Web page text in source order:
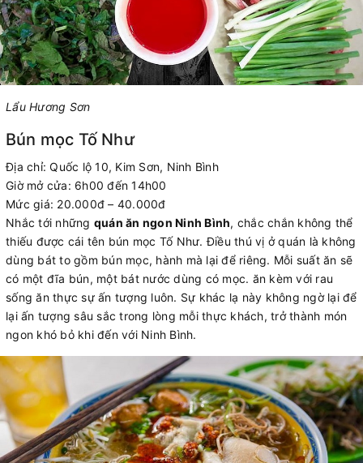
Lẩu Hương Sơn
Bún mọc Tố Như
Địa chỉ: Quốc lộ 10, Kim Sơn, Ninh Bình
Giờ mở cửa: 6h00 đến 14h00
Mức giá: 20.000đ – 40.000đ
Nhắc tới những quán ăn ngon Ninh Bình, chắc chắn không thể
thiếu được cái tên bún mọc Tố Như. Điều thú vị ở quán là không
dùng bát to gồm bún mọc, hành mà lại để riêng. Mỗi suất ăn sẽ
có một đĩa bún, một bát nước dùng có mọc. ăn kèm với rau
sống ăn thực sự ấn tượng luôn. Sự khác lạ này không ngờ lại để
lại ấn tượng sâu sắc trong lòng mỗi thực khách, trở thành món
ngon khó bỏ khi đến với Ninh Bình.